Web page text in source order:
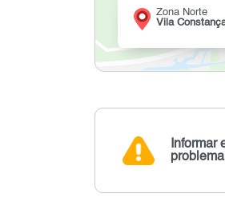
Zona Norte
Vila
Informar